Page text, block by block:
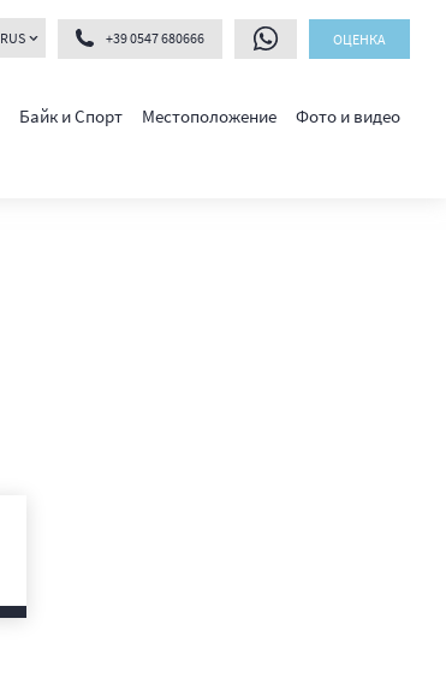
RUS +39 0547 680666 ОЦЕНКА
Байк и Спорт Местоположение Фото и видео